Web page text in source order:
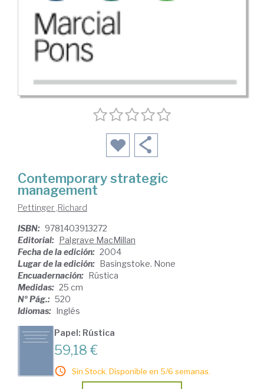
Contemporary strategic
management
Pettinger ,Richard
ISBN: 9781403913272
Editorial: Palgrave MacMillan
Fecha de la edición: 2004
Lugar de la edición: Basingstoke. None
Encuadernación: Rústica
Medidas: 25 cm
Nº Pág.: 520
Idiomas: Inglés
Papel: Rústica
59,18 €
Sin Stock. Disponible en 5/6 semanas.